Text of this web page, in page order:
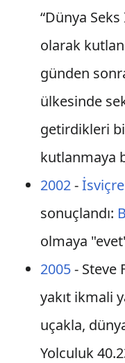
“Dünya
olarak
günden
ülkesinde
getirdikleri
kutlanmaya
2002-İsviçre
sonuçlandı:
olmaya
2005- Steve
yakıt ikmali
uçakla,
Yolculuk